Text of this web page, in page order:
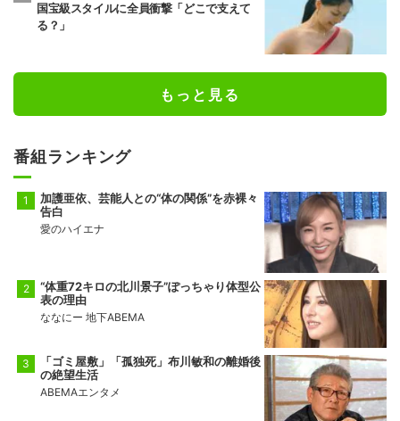
国宝級スタイルに全員衝撃「どこで支えて
る？」
もっと見る
番組ランキング
加護亜依、芸能人との“体の関係”を赤裸々
告白
愛のハイエナ
“体重72キロの北川景子”ぽっちゃり体型公
表の理由
ななにー 地下ABEMA
「ゴミ屋敷」「孤独死」布川敏和の離婚後
の絶望生活
ABEMAエンタメ